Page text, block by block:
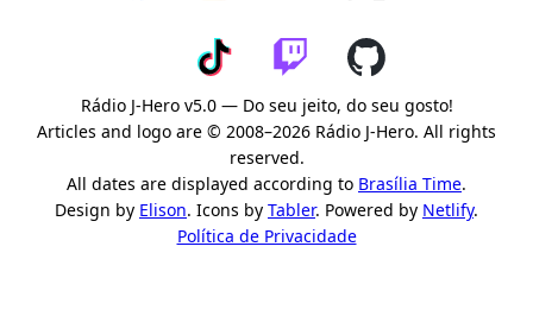
Rádio J-Hero v5.0 — Do seu jeito, do seu gosto!
Articles and logo are © 2008–2026 Rádio J-Hero. All rights
reserved.
All dates are displayed according to Brasília Time.
Design by Elison. Icons by Tabler. Powered by Netlify.
Política de Privacidade